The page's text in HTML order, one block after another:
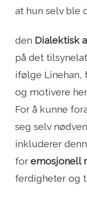
at hun selv ble
den Dialektisk
på det
ifølge Linehan,
og motivere
For å kunne
seg selv
inkluderer
for emosjonell
ferdigheter og